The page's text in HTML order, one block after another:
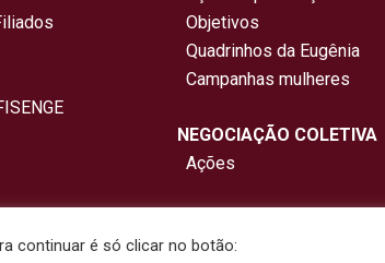
Objetivos
Quadrinhos da Eugênia
Campanhas mulheres
NEGOCIAÇÃO COLETIVA
Ações
continuar é só clicar no botão: